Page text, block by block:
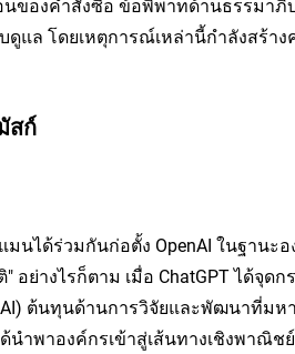
ของคำสั่งซื้อ ข้อพิพาทด้านธรรมาภิ
แล โดยเหตุการณ์เหล่านี้กำลังสร้า
สก์
นได้ร่วมกันก่อตั้ง OpenAI ในฐานะ
อย่างไรก็ตาม เมื่อ ChatGPT ได้จุ
AI) ต้นทุนด้านการวิจัยและพัฒนาที่มห
นำพาองค์กรเข้าสู่เส้นทางเชิงพาณิช